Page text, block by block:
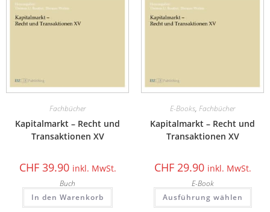
Fachbücher
Kapitalmarkt – Recht und
Transaktionen XV
CHF39.90 inkl. MwSt.
Buch
In den Warenkorb
E-Books, Fachbücher
Kapitalmarkt – Recht und
Transaktionen XV
CHF29.90 inkl. MwSt.
E-Book
Ausführung wählen